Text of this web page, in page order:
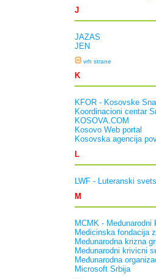
J
JAZAS
JEN
vrh strane
K
KFOR - Kosovske
Koordinacioni centar
KOSOVA.COM
Kosovo Web portal
Kosovska agencija
L
LWF - Luteranski
M
MCMK -
Medicinska fondacija
Medunarodna krizna
Medunarodni krivicni
Međunarodna
Microsoft Srbija